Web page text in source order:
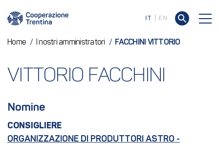
IT EN
Home / I nostri amministratori / FACCHINI VITTORIO
VITTORIO FACCHINI
Nomine
CONSIGLIERE
ORGANIZZAZIONE DI PRODUTTORI ASTRO -